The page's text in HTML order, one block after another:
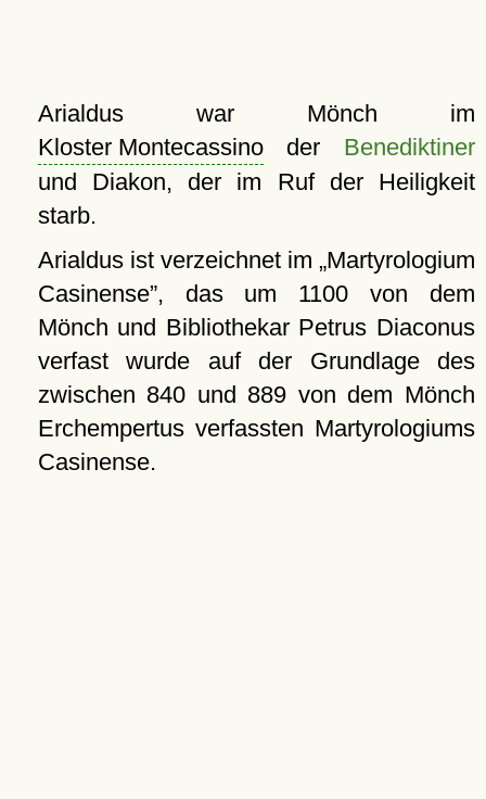
Arialdus war Mönch im
Kloster Montecassinoder Benediktiner
und Diakon, der im Ruf der Heiligkeit
starb.
Arialdus ist verzeichnet im Martyrologium
Casinense , das um 1100 von dem
Mönch und Bibliothekar Petrus Diaconus
verfast wurde auf der Grundlage des
zwischen 840 und 889 von dem Mönch
Erchempertus verfassten Martyrologiums
Casinense.